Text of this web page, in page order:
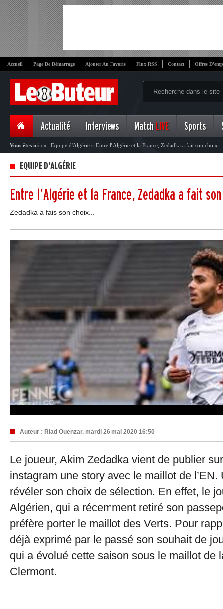
Accueil Page De Démarrage Ajouter Au Favoris Flux RSS Contact Offres
Actualité Interviews Match LIVE Sports
Vous êtes ici : » Equipe d'Algérie » Entre l’Algérie et la France, Zedadka a fait son choix
EQUIPE D'ALGÉRIE
Entre l’Algérie et la France, Zedadka a fait
Zedadka a fais son choix...
Auteur : Riad Ouenzar. mardi 26 mai 2020 16:50
Le joueur, Akim Zedadka vient de publier
instagram une story avec le maillot de l’EN.
révéler son choix de sélection. En effet, le
Algérien, qui a récemment retiré son
préfère porter le maillot des Verts. Pour
déjà exprimé par le passé son souhait de
qui a évolué cette saison sous le maillot de
Clermont.